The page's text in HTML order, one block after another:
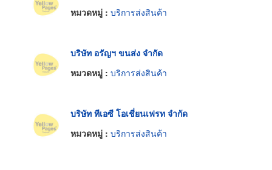
หมวดหมู่ : บริการส่งสินค้า
บริษัท อรัญฯ ขนส่ง จำกัด
หมวดหมู่ : บริการส่งสินค้า
บริษัท ทีเอซี โอเชี่ยนเฟรท จำกัด
หมวดหมู่ : บริการส่งสินค้า